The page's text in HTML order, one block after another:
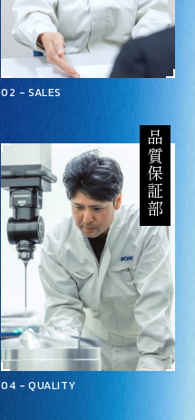
02 - SALES
品質保証部
04 - QUALITY